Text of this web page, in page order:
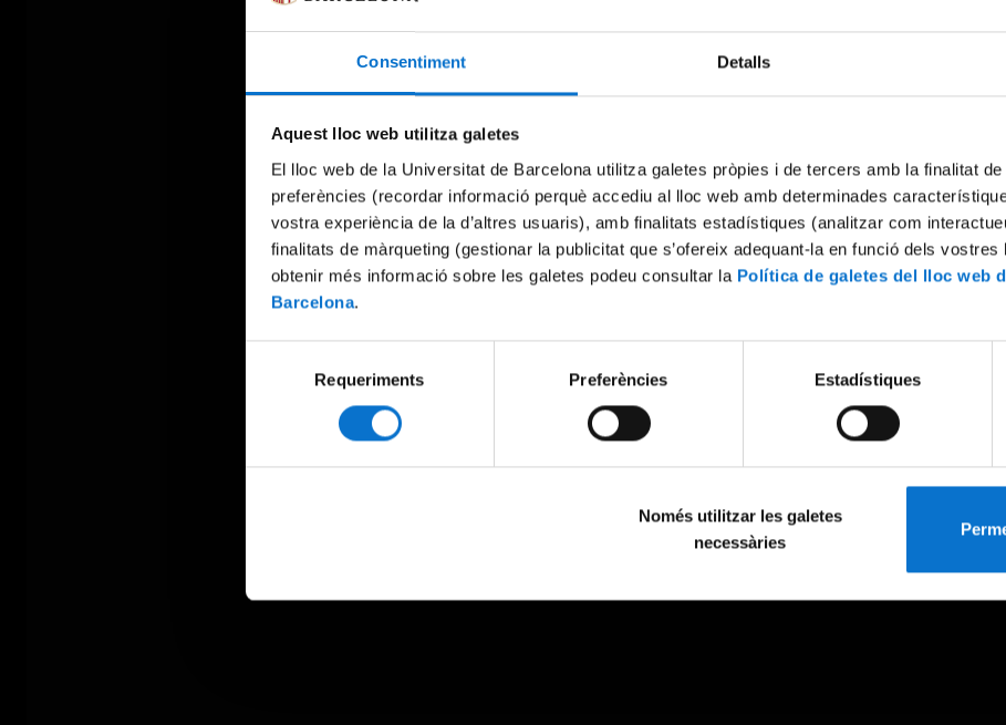
Consentiment Detalls
Aquest lloc web utilitza galetes
El lloc web de la Universitat de Barcelona utilitza galetes pròpies i de tercers amb la finalitat
preferències (recordar informació perquè accediu al lloc web amb determinades
vostra experiència de la d’altres usuaris), amb finalitats estadístiques (analitzar com
finalitats de màrqueting (gestionar la publicitat que s’ofereix adequant-la en funció dels
obtenir més informació sobre les galetes podeu consultar la Política de galetes del lloc web
Barcelona.
consentiment
Requeriments Preferències Estadístiques
Només utilitzar les galetes
necessàries
Try again